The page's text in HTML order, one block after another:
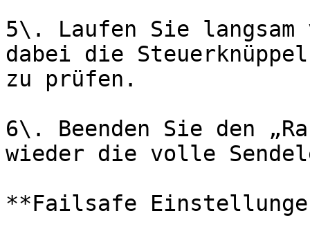
5\. Laufen Sie langsam
dabei die
zu prüfen.
6\. Beenden Sie den
wieder die volle
**Failsafe